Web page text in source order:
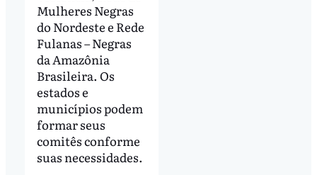
Mulheres Negras
do Nordeste e Rede
Fulanas – Negras
da Amazônia
Brasileira. Os
estados e
municípios podem
formar seus
comitês conforme
suas necessidades.